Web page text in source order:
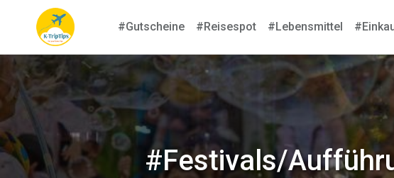
#Gutscheine #Reisespot #Lebensmittel
#Festivals/